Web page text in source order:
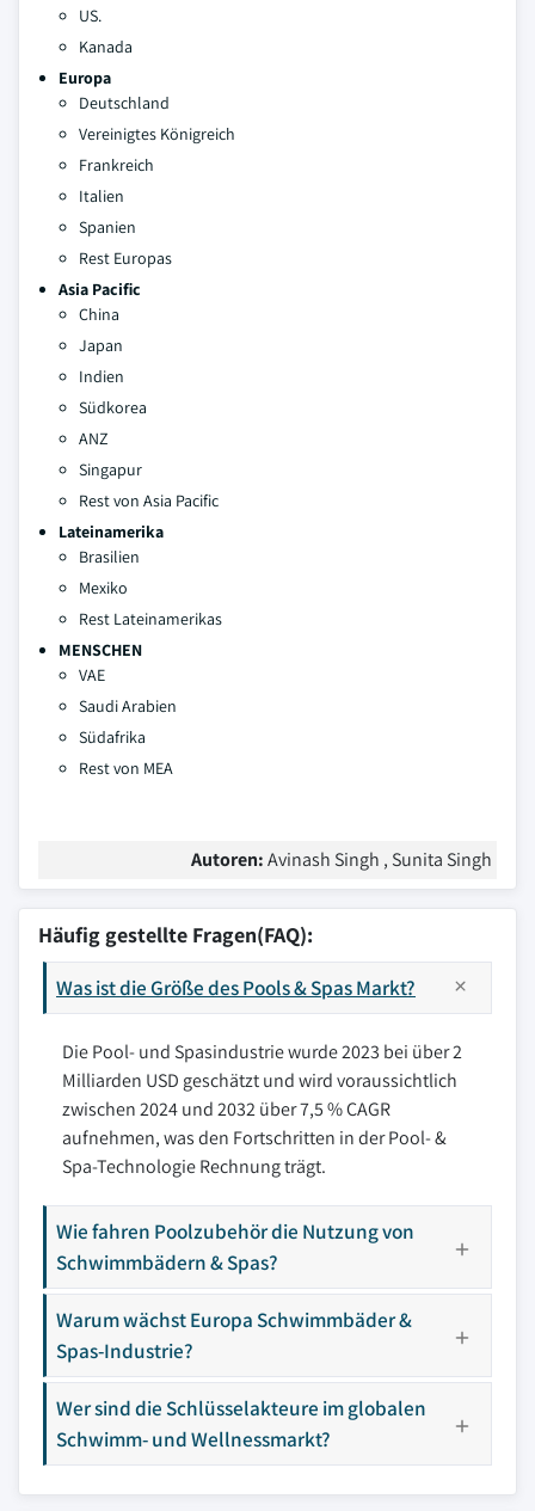
US.
Kanada
Europa
Deutschland
Vereinigtes Königreich
Frankreich
Italien
Spanien
Rest Europas
Asia Pacific
China
Japan
Indien
Südkorea
ANZ
Singapur
Rest von Asia Pacific
Lateinamerika
Brasilien
Mexiko
Rest Lateinamerikas
MENSCHEN
VAE
Saudi Arabien
Südafrika
Rest von MEA
Autoren:Avinash Singh , Sunita Singh
Häufig gestellte Fragen(FAQ):
Was ist die Größe des Pools & Spas Markt?
Die Pool- und Spasindustrie wurde 2023 bei über 2
Milliarden USD geschätzt und wird voraussichtlich
zwischen 2024 und 2032 über 7,5 % CAGR
aufnehmen, was den Fortschritten in der Pool- &
Spa-Technologie Rechnung trägt.
Wie fahren Poolzubehör die Nutzung von
Schwimmbädern & Spas?
Warum wächst Europa Schwimmbäder &
Spas-Industrie?
Wer sind die Schlüsselakteure im globalen
Schwimm- und Wellnessmarkt?